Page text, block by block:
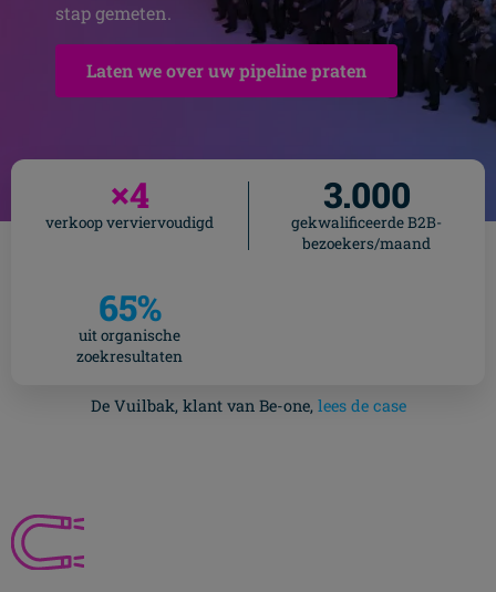
stap gemeten.
Laten we over uw pipeline praten
×4
verkoop verviervoudigd
3.000
gekwalificeerde B2B-
bezoekers/maand
65%
uit organische
zoekresultaten
De Vuilbak, klant van Be-one, lees de case